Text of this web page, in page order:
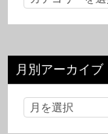
リ
ー
月別アーカイブ